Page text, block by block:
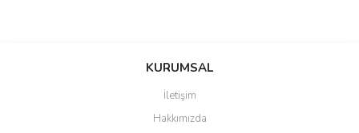
Bu ürüne ilk yorumu siz yapın!
Ürün resmi kalitesiz, bozuk veya görüntülenemiyor.
KURUMSAL
İletişim
Hakkımızda